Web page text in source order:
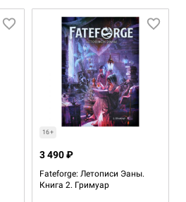
16+
Fateforge: Летописи Эаны.
Книга 2. Гримуар
3 490 ₽